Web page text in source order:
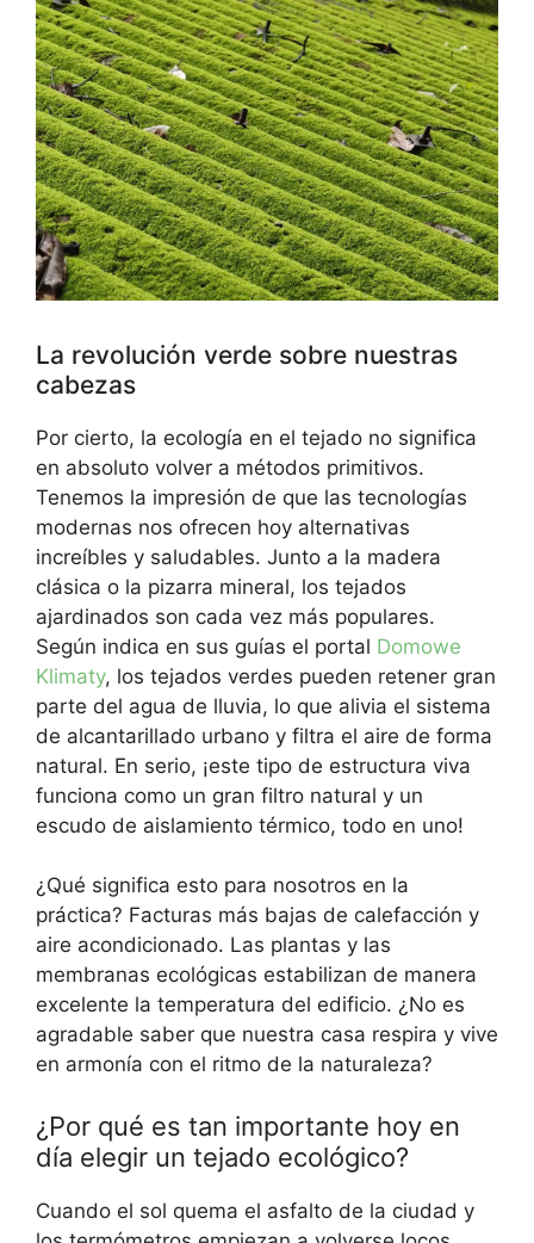
La revolución verde sobre nuestras
cabezas
Por cierto, la ecología en el tejado no significa
en absoluto volver a métodos primitivos.
Tenemos la impresión de que las tecnologías
modernas nos ofrecen hoy alternativas
increíbles y saludables. Junto a la madera
clásica o la pizarra mineral, los tejados
ajardinados son cada vez más populares.
Según indica en sus guías el portal Domowe
Klimaty, los tejados verdes pueden retener gran
parte del agua de lluvia, lo que alivia el sistema
de alcantarillado urbano y filtra el aire de forma
natural. En serio, ¡este tipo de estructura viva
funciona como un gran filtro natural y un
escudo de aislamiento térmico, todo en uno!
¿Qué significa esto para nosotros en la
práctica? Facturas más bajas de calefacción y
aire acondicionado. Las plantas y las
membranas ecológicas estabilizan de manera
excelente la temperatura del edificio. ¿No es
agradable saber que nuestra casa respira y vive
en armonía con el ritmo de la naturaleza?
¿Por qué es tan importante hoy en
día elegir un tejado ecológico?
Cuando el sol quema el asfalto de la ciudad y